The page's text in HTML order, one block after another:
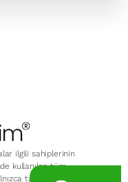
ilgili sahiplerinin
kullanılan tüm
tanımlama